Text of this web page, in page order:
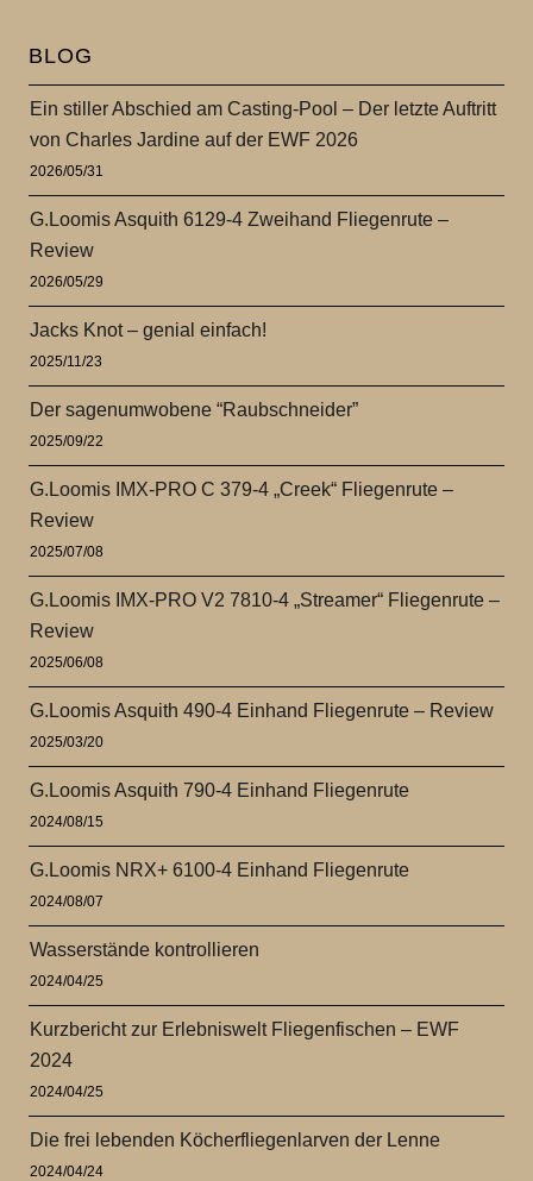
BLOG
Ein stiller Abschied am Casting-Pool – Der letzte Auftritt
von Charles Jardine auf der EWF 2026
2026/05/31
G.Loomis Asquith 6129-4 Zweihand Fliegenrute –
Review
2026/05/29
Jacks Knot – genial einfach!
2025/11/23
Der sagenumwobene “Raubschneider”
2025/09/22
G.Loomis IMX-PRO C 379-4 „Creek“ Fliegenrute –
Review
2025/07/08
G.Loomis IMX-PRO V2 7810-4 „Streamer“ Fliegenrute –
Review
2025/06/08
G.Loomis Asquith 490-4 Einhand Fliegenrute – Review
2025/03/20
G.Loomis Asquith 790-4 Einhand Fliegenrute
2024/08/15
G.Loomis NRX+ 6100-4 Einhand Fliegenrute
2024/08/07
Wasserstände kontrollieren
2024/04/25
Kurzbericht zur Erlebniswelt Fliegenfischen – EWF
2024
2024/04/25
Die frei lebenden Köcherfliegenlarven der Lenne
2024/04/24